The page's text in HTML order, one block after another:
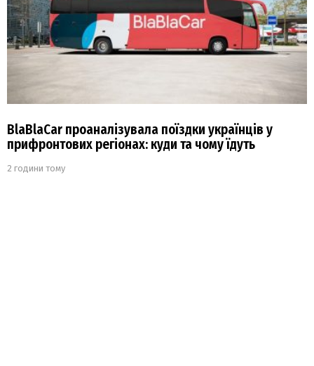
BlaBlaCar проаналізувала поїздки українців у
прифронтових регіонах: куди та чому їдуть
2 години тому